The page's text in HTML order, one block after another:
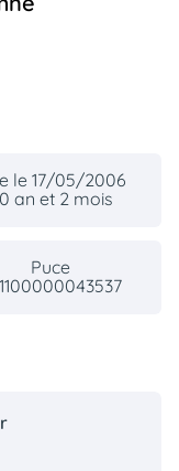
le 17/05/2006
an et 2 mois
Puce